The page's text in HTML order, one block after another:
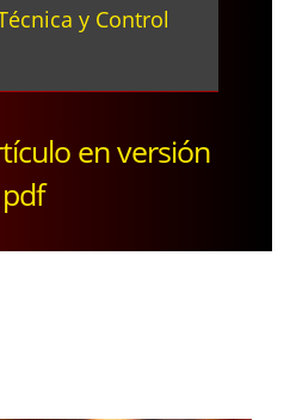
y Control
en versión
pdf